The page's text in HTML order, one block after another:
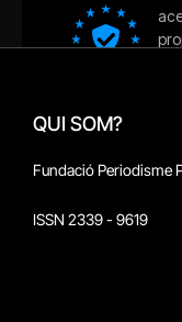
QUI SOM?
Fundació Periodisme
ISSN 2339 - 9619